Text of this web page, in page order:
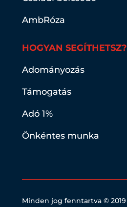
AmbRóza
HOGYAN SEGÍTHETSZ?
Adományozás
Támogatás
Adó 1%
Önkéntes munka
Minden jog fenntartva © 2019